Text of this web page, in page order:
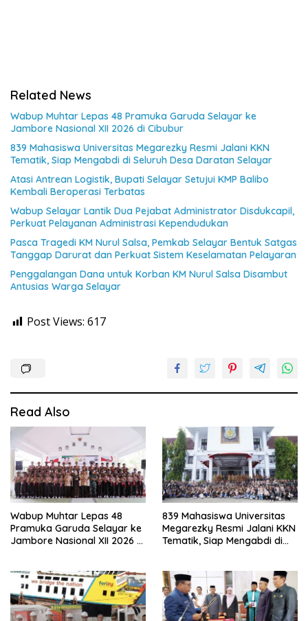
Related News
Wabup Muhtar Lepas 48 Pramuka Garuda Selayar ke
Jambore Nasional XII 2026 di Cibubur
839 Mahasiswa Universitas Megarezky Resmi Jalani KKN
Tematik, Siap Mengabdi di Seluruh Desa Daratan Selayar
Atasi Antrean Logistik, Bupati Selayar Setujui KMP Balibo
Kembali Beroperasi Terbatas
Wabup Selayar Lantik Dua Pejabat Administrator Disdukcapil,
Perkuat Pelayanan Administrasi Kependudukan
Pasca Tragedi KM Nurul Salsa, Pemkab Selayar Bentuk Satgas
Tanggap Darurat dan Perkuat Sistem Keselamatan Pelayaran
Penggalangan Dana untuk Korban KM Nurul Salsa Disambut
Antusias Warga Selayar
Post Views: 617
Read Also
Wabup Muhtar Lepas 48
Pramuka Garuda Selayar ke
Jambore Nasional XII 2026 di
839 Mahasiswa Universitas
Megarezky Resmi Jalani KKN
Tematik, Siap Mengabdi di